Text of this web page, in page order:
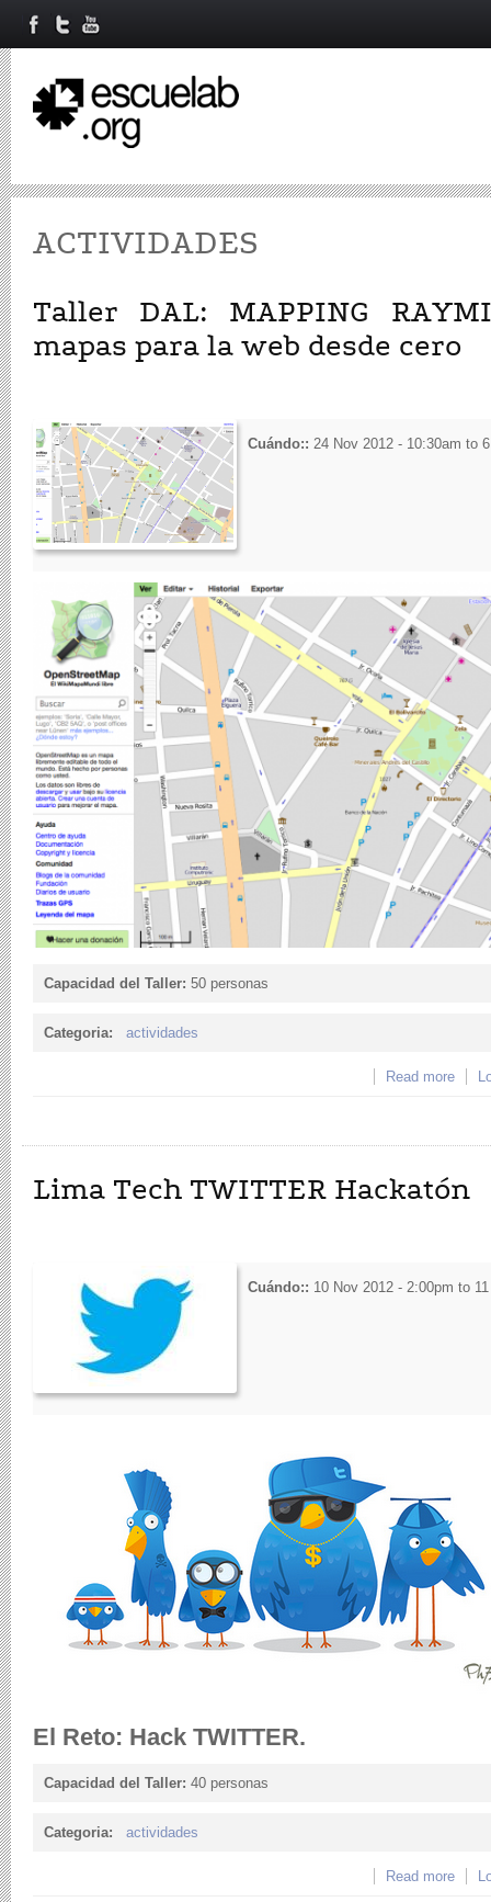
ACTIVIDADES
Taller DAL: MAPPING
mapas para la web desde cero
Cuándo:: 24 Nov 2012 - 10:30am to
Capacidad del Taller: 50 personas
Categoria: actividades
Read more
Lima Tech TWITTER Hackatón
Cuándo:: 10 Nov 2012 - 2:00pm to
El Reto: Hack TWITTER.
Capacidad del Taller: 40 personas
Categoria: actividades
Read more